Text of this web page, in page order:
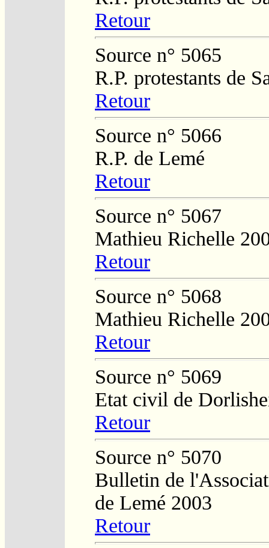
Retour
Source n° 5065
R.P. protestants de
Retour
Source n° 5066
R.P. de Lemé
Retour
Source n° 5067
Mathieu Richelle
Retour
Source n° 5068
Mathieu Richelle
Retour
Source n° 5069
Etat civil de
Retour
Source n° 5070
Bulletin de
de Lemé 2003
Retour